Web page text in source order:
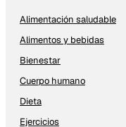
Alimentación saludable
Alimentos y bebidas
Bienestar
Cuerpo humano
Dieta
Ejercicios